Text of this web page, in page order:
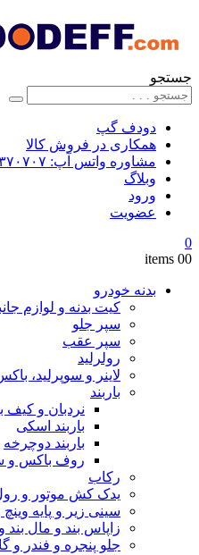
جستجو
دودف گپ
همکاری در فروش کالا
مشاوره واتس آپ: ۰۹۳۵۳۳۷۰۷۰۷
وبلاگ
ورود
عضویت
0
00 items
بدنه خودرو
کیت بدنه و لوازم
سپر جلو
سپر عقب
رولرلید
لاینر و سوپرلید،
باربند
نردبان و کیف
باربند اسکی
باربند دوچرخه
روف باکس و
رکاب
یدک کش موتور و رول
سینی زیر و پایه
زاپاس بند و مال بند و
جلو پنجره و فندر و